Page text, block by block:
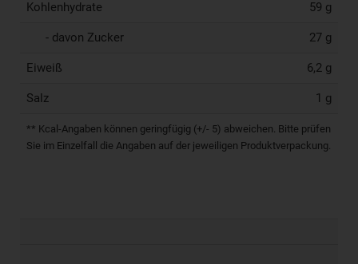
Kohlenhydrate 59 g
- davon Zucker 27 g
Eiweiß 6,2 g
Salz 1 g
** Kcal-Angaben können geringfügig (+/- 5) abweichen. Bitte prüfen
Sie im Einzelfall die Angaben auf der jeweiligen Produktverpackung.